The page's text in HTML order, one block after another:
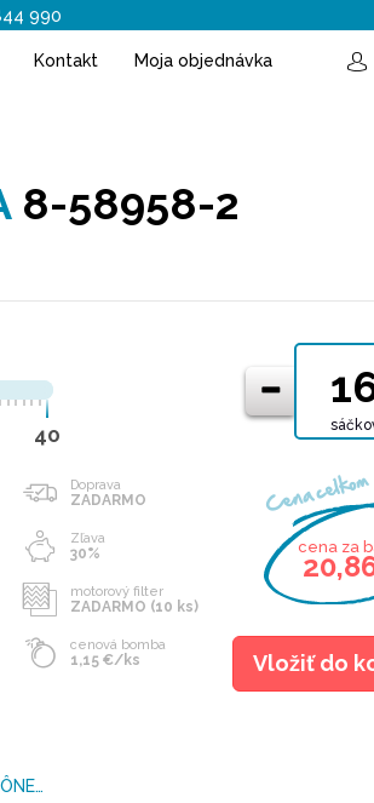
990
Kontakt Moja objednávka
8-58958-2
40
Doprava
ZADARMO
Zľava
30%
motorový filter
ZADARMO (10 ks)
cenová bomba
1,15 €/ks
Cena celkom
cena za
Vložiť do